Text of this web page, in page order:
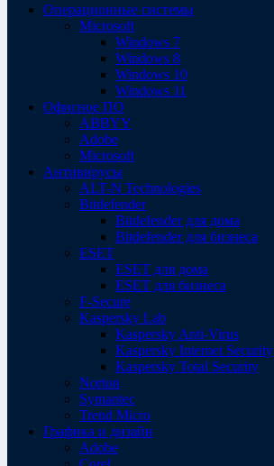
Операционные системы
Microsoft
Windows 7
Windows 8
Windows 10
Windows 11
Офисное ПО
ABBYY
Adobe
Microsoft
Антивирусы
ALT-N Technologies
Bitdefender
Bitdefender для дома
Bitdefender для бизнеса
ESET
ESET для дома
ESET для бизнеса
F-Secure
Kaspersky Lab
Kaspersky Anti-Virus
Kaspersky Internet Security
Kaspersky Total Security
Norton
Symantec
Trend Micro
Графика и дизайн
Adobe